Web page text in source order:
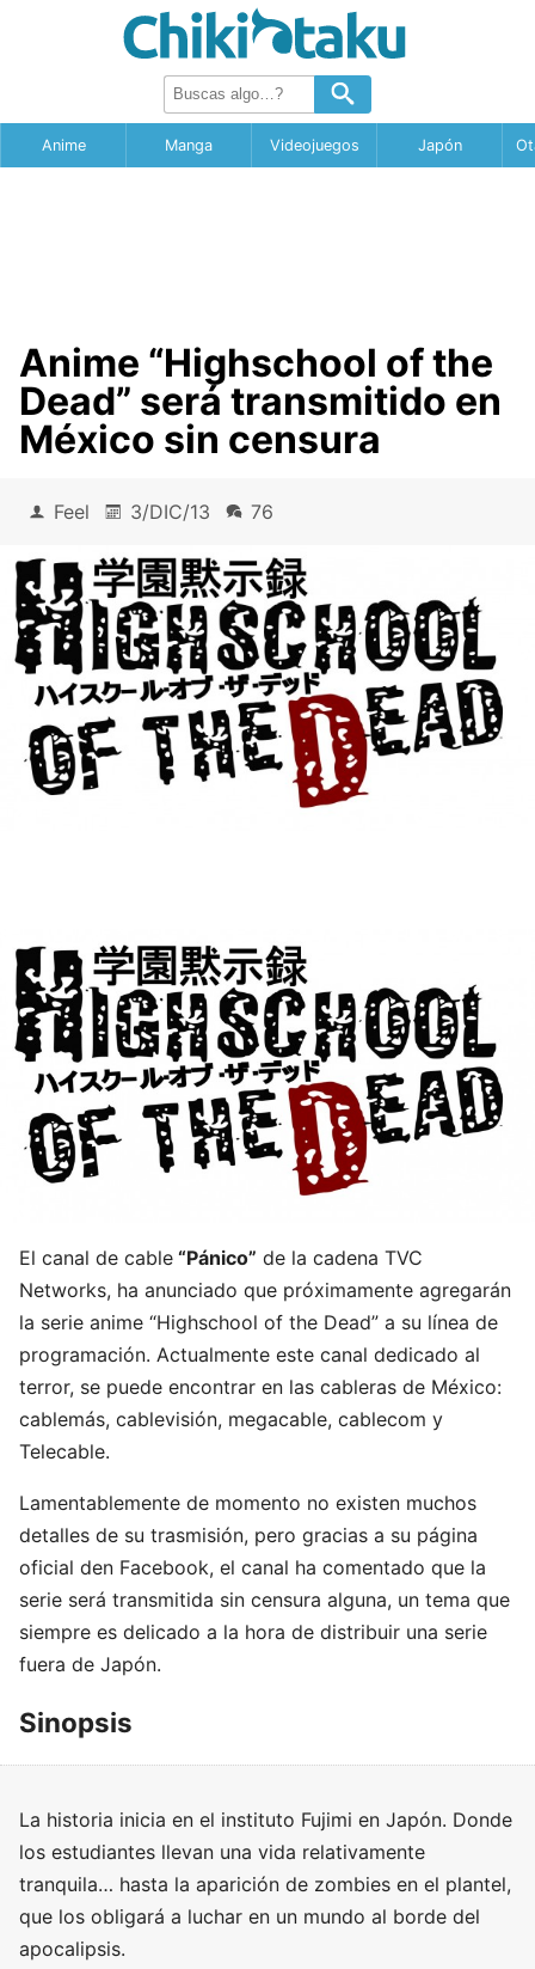
Anime Manga Videojuegos Japón
Anime “Highschool of the
Dead” será transmitido en
México sin censura
Feel 3/DIC/13 76
El canal de cable “Pánico” de la cadena TVC
Networks, ha anunciado que próximamente agregarán
la serie anime “Highschool of the Dead” a su línea de
programación. Actualmente este canal dedicado al
terror, se puede encontrar en las cableras de México:
cablemás, cablevisión, megacable, cablecom y
Telecable.
Lamentablemente de momento no existen muchos
detalles de su trasmisión, pero gracias a su página
oficial den Facebook, el canal ha comentado que la
serie será transmitida sin censura alguna, un tema que
siempre es delicado a la hora de distribuir una serie
fuera de Japón.
Sinopsis
La historia inicia en el instituto Fujimi en Japón. Donde
los estudiantes llevan una vida relativamente
tranquila… hasta la aparición de zombies en el plantel,
que los obligará a luchar en un mundo al borde del
apocalipsis.